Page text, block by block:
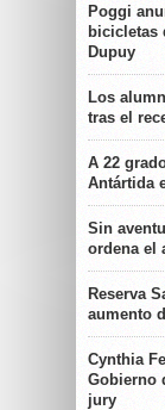
Poggi
bicicletas
Dupuy
Los
tras el
A 22
Antártida
Sin
ordena el
Reserva
aumento
Cynthia
Gobierno
jury